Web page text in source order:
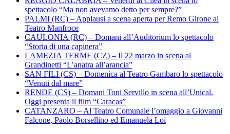
spettacolo “Ma non avevamo detto per sempre?”
PALMI (RC) – Applausi a scena aperta per Remo Girone al
Teatro Manfroce
CAULONIA (RC) – Domani all’Auditorium lo spettacolo
“Storia di una capinera”
LAMEZIA TERME (CZ) – Il 22 marzo in scena al
Grandinetti “L’anatra all’arancia”
SAN FILI (CS) – Domenica al Teatro Gambaro lo spettacolo
“Venuti dal mare”
RENDE (CS) – Domani Toni Servillo in scena all’Unical.
Oggi presenta il film “Caracas”
CATANZARO – Al Teatro Comunale l’omaggio a Giovanni
Falcone, Paolo Borsellino ed Emanuela Loi